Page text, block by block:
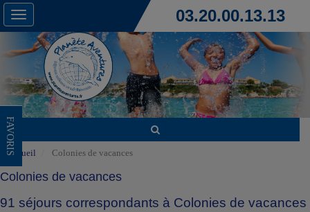
Toggle
navigation
03.20.00.13.13
FAVORIS
Accueil Colonies de vacances
Colonies de vacances
91 séjours correspondants à Colonies de vacances